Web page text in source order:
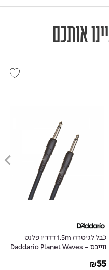
אותכם
כבל לגיטרה 1.5m דדריו פלנט
ווייבס - Daddario Planet Waves
₪55